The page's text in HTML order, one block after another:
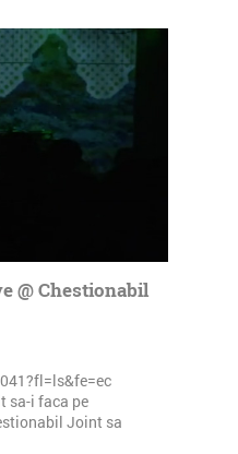
@ Chestionabil
sa-i faca pe
Joint sa